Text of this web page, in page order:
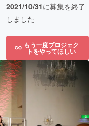
2021/10/31に募集を終了
しました
もう一度プロジェク
トをやってほしい